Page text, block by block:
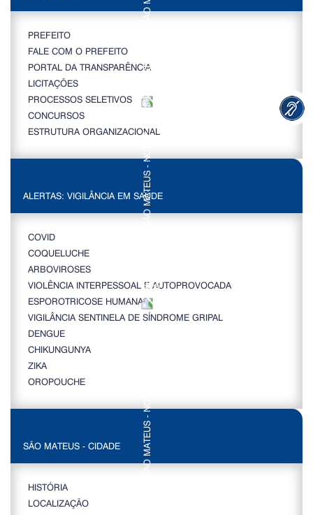
PREFEITO
FALE COM O PREFEITO
PORTAL DA TRANSPARÊNCIA
LICITAÇÕES
PROCESSOS SELETIVOS
CONCURSOS
ESTRUTURA ORGANIZACIONAL
ALERTAS: VIGILÂNCIA EM SAÚDE
COVID
COQUELUCHE
ARBOVIROSES
VIOLÊNCIA INTERPESSOAL E AUTOPROVOCADA
ESPOROTRICOSE HUMANA
VIGILÂNCIA SENTINELA DE SÍNDROME GRIPAL
DENGUE
CHIKUNGUNYA
ZIKA
OROPOUCHE
SÃO MATEUS - CIDADE
HISTÓRIA
LOCALIZAÇÃO